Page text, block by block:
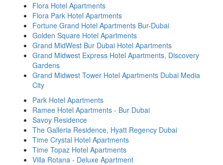
Flora Hotel Apartments
Flora Park Hotel Apartments
Fortune Grand Hotel Apartments Bur-Dubai
Golden Square Hotel Apartments
Grand MidWest Bur Dubai Hotel Apartments
Grand Midwest Express Hotel Apartments, Discovery
Gardens
Grand Midwest Tower Hotel Apartments Dubai Media
City
Park Hotel Apartments
Ramee Hotel Apartments - Bur Dubai
Savoy Residence
The Galleria Residence, Hyatt Regency Dubai
Time Crystal Hotel Apartments
Time Topaz Hotel Apartments
Villa Rotana - Deluxe Apartment